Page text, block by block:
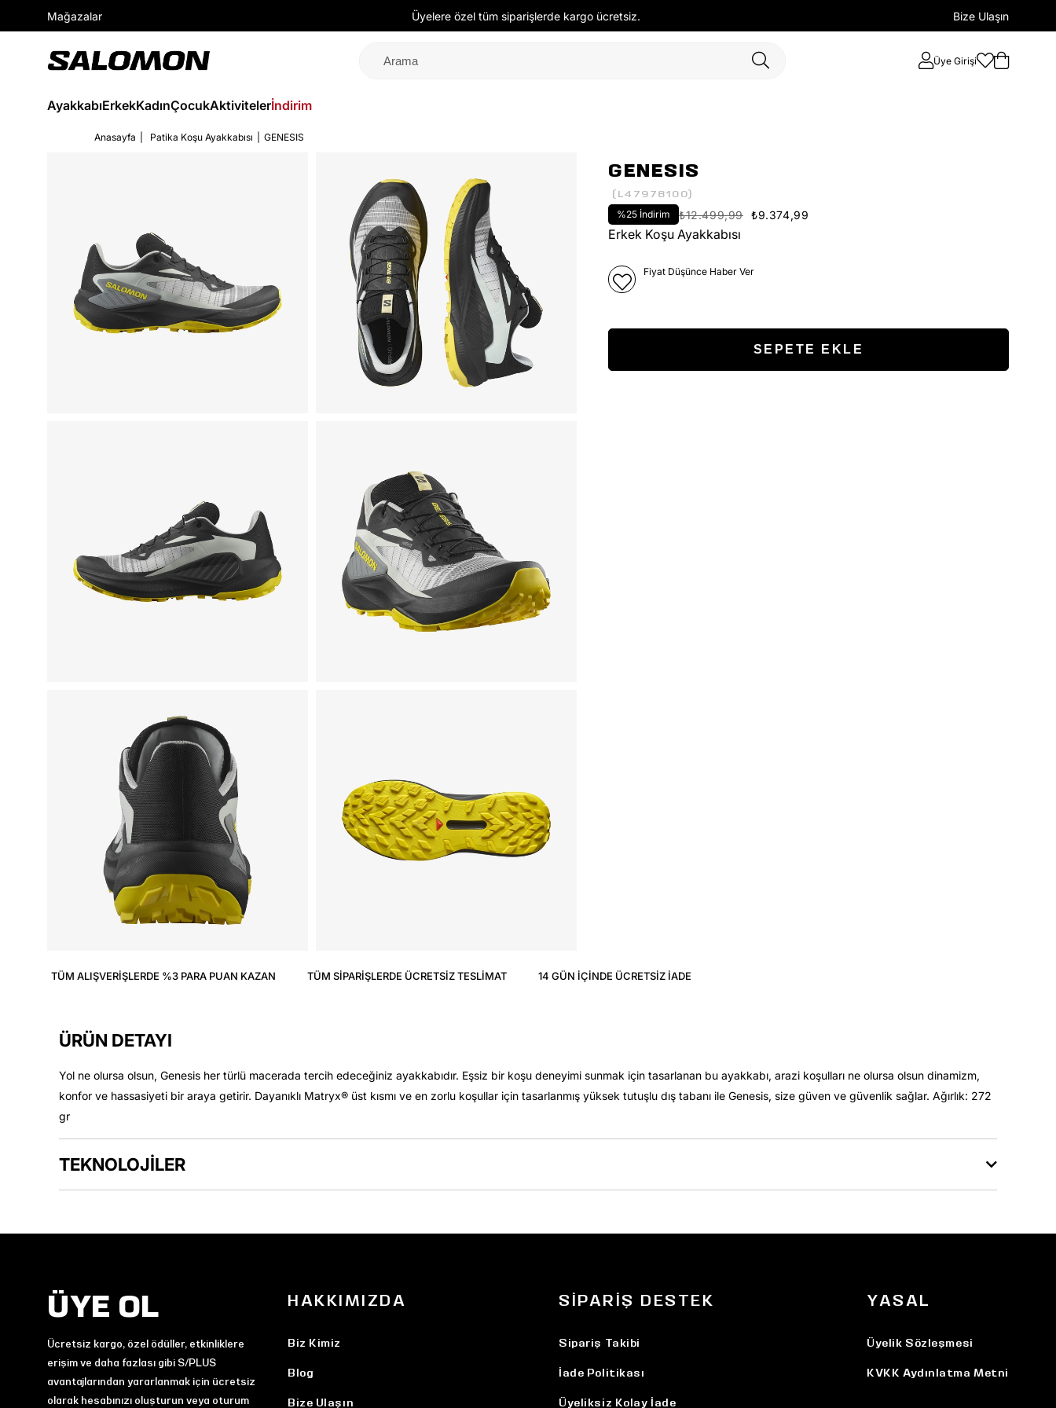
Mağazalar Üyelere özel tüm siparişlerde kargo ücretsiz. Bize Ulaşın
Üye Girişi
AyakkabıErkekKadınÇocukAktivitelerİndirim
Anasayfa Patika Koşu Ayakkabısı GENESIS
GENESIS
(L47978100)
%25 İndirim ₺12.499,99 ₺9.374,99
Erkek Koşu Ayakkabısı
Fiyat Düşünce Haber Ver
TÜM ALIŞVERIŞLERDE %3 PARA PUAN KAZAN TÜM SIPARIŞLERDE ÜCRETSIZ TESLIMAT 14 GÜN IÇINDE ÜCRETSIZ IADE
ÜRÜN DETAYI
Yol ne olursa olsun, Genesis her türlü macerada tercih edeceğiniz ayakkabıdır. Eşsiz bir koşu deneyimi sunmak için tasarlanan bu ayakkabı, arazi koşulları ne olursa olsun dinamizm,
konfor ve hassasiyeti bir araya getirir. Dayanıklı Matryx® üst kısmı ve en zorlu koşullar için tasarlanmış yüksek tutuşlu dış tabanı ile Genesis, size güven ve güvenlik sağlar. Ağırlık: 272
gr
TEKNOLOJİLER
ÜYE OL
Ücretsiz kargo, özel ödüller, etkinliklere
erişim ve daha fazlası gibi S/PLUS
avantajlarından yararlanmak için ücretsiz
olarak hesabınızı oluşturun veya oturum
HAKKIMIZDA
Biz Kimiz
Blog
Bize Ulaşın
SIPARIŞ DESTEK
Sipariş Takibi
İade Politikası
Üyeliksiz Kolay İade
YASAL
Üyelik Sözleşmesi
KVKK Aydınlatma Metni